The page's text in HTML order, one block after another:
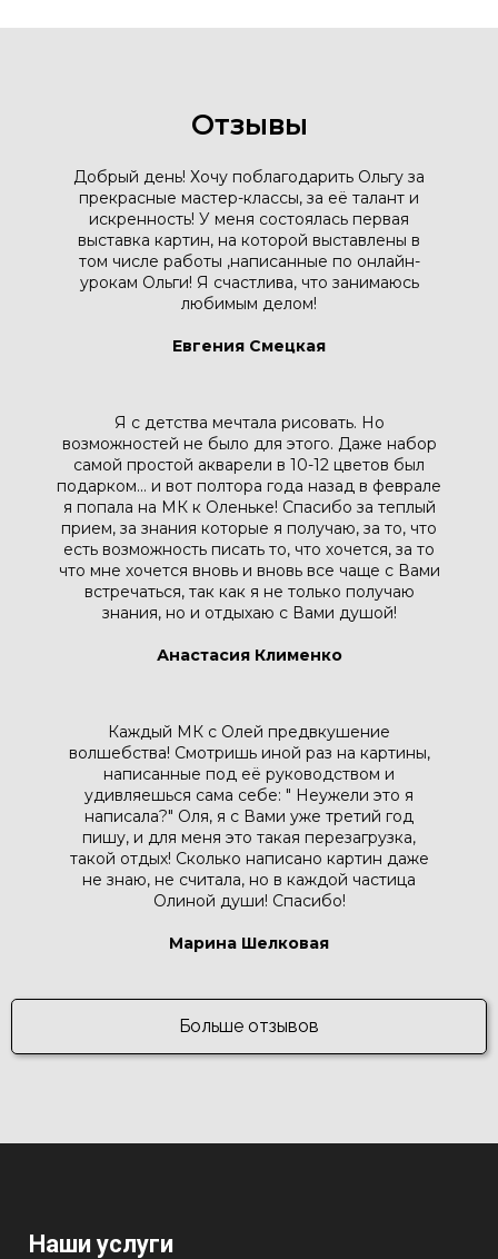
Отзывы
Добрый день! Хочу поблагодарить Ольгу за
прекрасные мастер-классы, за её талант и
искренность! У меня состоялась первая
выставка картин, на которой выставлены в
том числе работы ,написанные по онлайн-
урокам Ольги! Я счастлива, что занимаюсь
любимым делом!
Евгения Смецкая
Я с детства мечтала рисовать. Но
возможностей не было для этого. Даже набор
самой простой акварели в 10-12 цветов был
подарком... и вот полтора года назад в феврале
я попала на МК к Оленьке! Спасибо за теплый
прием, за знания которые я получаю, за то, что
есть возможность писать то, что хочется, за то
что мне хочется вновь и вновь все чаще с Вами
встречаться, так как я не только получаю
знания, но и отдыхаю с Вами душой!
Анастасия Клименко
Каждый МК с Олей предвкушение
волшебства! Смотришь иной раз на картины,
написанные под её руководством и
удивляешься сама себе: " Неужели это я
написала?" Оля, я с Вами уже третий год
пишу, и для меня это такая перезагрузка,
такой отдых! Сколько написано картин даже
не знаю, не считала, но в каждой частица
Олиной души! Спасибо!
Марина Шелковая
Больше отзывов
Наши услуги